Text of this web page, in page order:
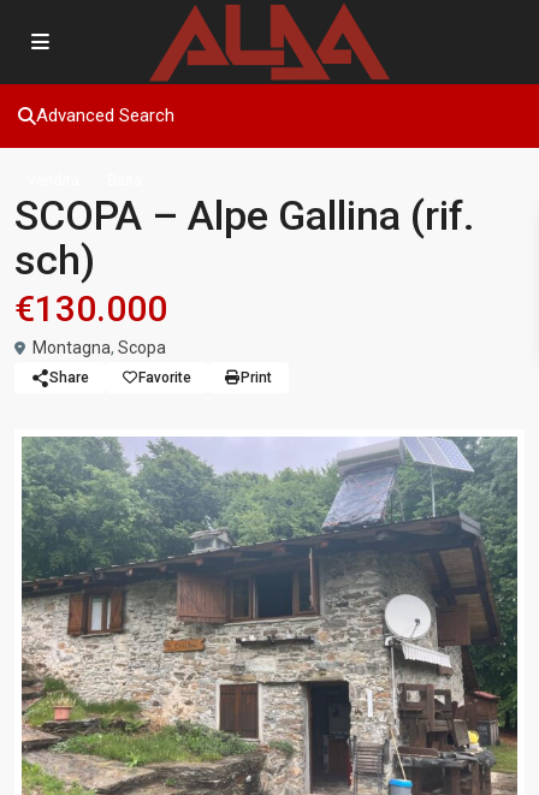
Advanced Search
SCOPA – Alpe Gallina (rif.
sch)
€130.000
Montagna, Scopa
Share Favorite Print